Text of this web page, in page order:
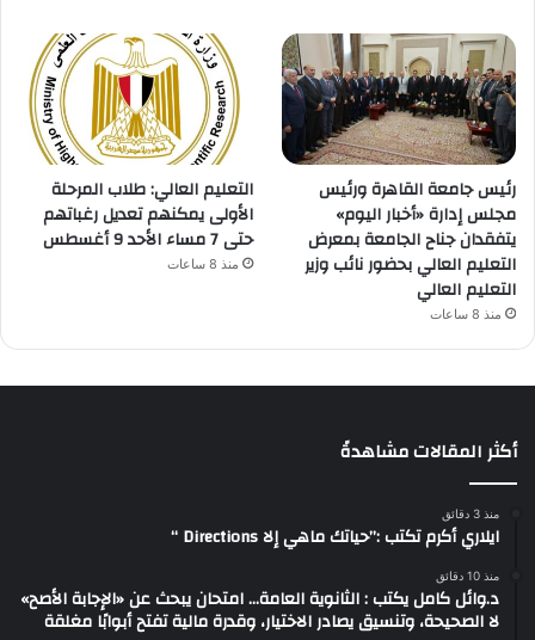
رئيس جامعة القاهرة ورئيس
مجلس إدارة «أخبار اليوم»
يتفقدان جناح الجامعة بمعرض
التعليم العالي بحضور نائب وزير
التعليم العالي
منذ 8 ساعات
التعليم العالي: طلاب المرحلة
الأولى يمكنهم تعديل رغباتهم
حتى 7 مساء الأحد 9 أغسطس
منذ 8 ساعات
أكثر المقالات مشاهدةً
منذ 3 دقائق
ايلاري أكرم تكتب :”حياتك ماهي إلا Directions “
منذ 10 دقائق
د.وائل كامل يكتب : الثانوية العامة… امتحان يبحث عن «الإجابة الأصح»
لا الصحيحة، وتنسيق يصادر الاختيار، وقدرة مالية تفتح أبوابًا مغلقة